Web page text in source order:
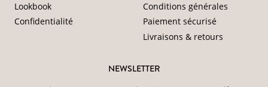
Lookbook
Confidentialité
Conditions générales
Paiement sécurisé
Livraisons & retours
NEWSLETTER